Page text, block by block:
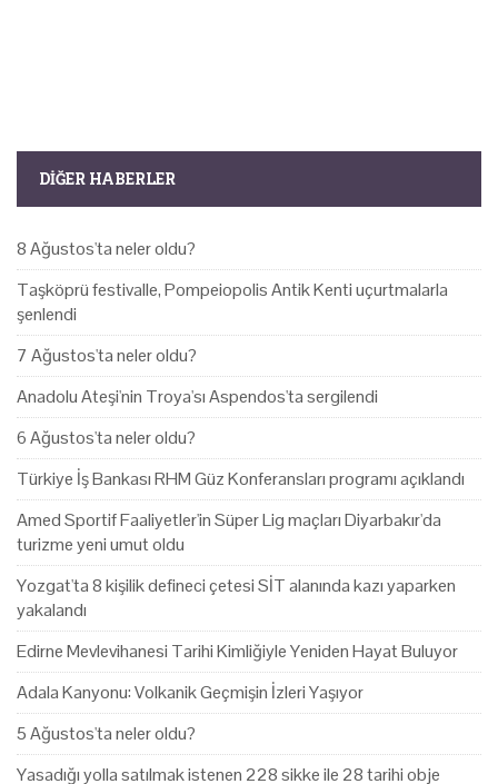
DIĞER HABERLER
8 Ağustos'ta neler oldu?
Taşköprü festivalle, Pompeiopolis Antik Kenti uçurtmalarla
şenlendi
7 Ağustos'ta neler oldu?
Anadolu Ateşi'nin Troya'sı Aspendos'ta sergilendi
6 Ağustos'ta neler oldu?
Türkiye İş Bankası RHM Güz Konferansları programı açıklandı
Amed Sportif Faaliyetler'in Süper Lig maçları Diyarbakır'da
turizme yeni umut oldu
Yozgat'ta 8 kişilik defineci çetesi SİT alanında kazı yaparken
yakalandı
Edirne Mevlevihanesi Tarihi Kimliğiyle Yeniden Hayat Buluyor
Adala Kanyonu: Volkanik Geçmişin İzleri Yaşıyor
5 Ağustos'ta neler oldu?
Yasadığı yolla satılmak istenen 228 sikke ile 28 tarihi obje